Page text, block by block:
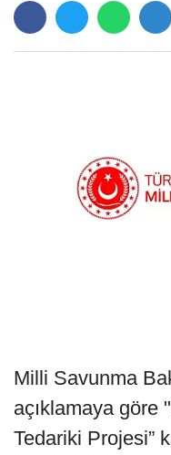
Milli Savunma
açıklamaya göre
Tedariki Projesi”